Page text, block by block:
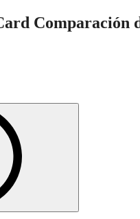
Comparación